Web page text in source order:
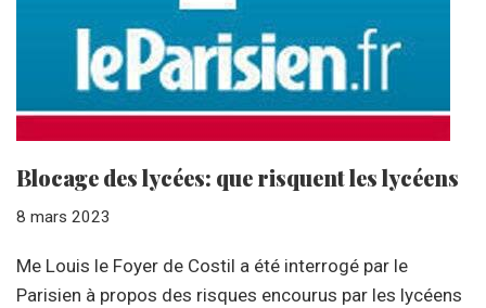
Blocage des lycées: que risquent les lycéens
8 mars 2023
Me Louis le Foyer de Costil a été interrogé par le
Parisien à propos des risques encourus par les lycéens